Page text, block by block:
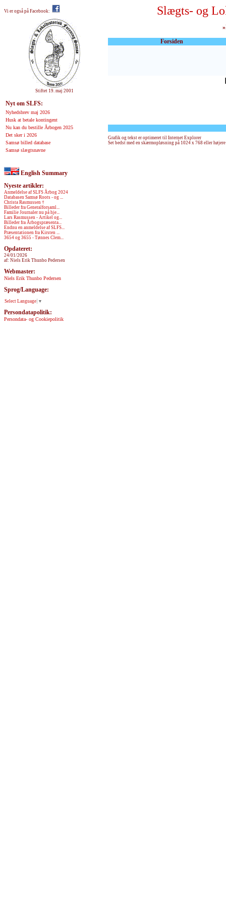
Vi er også på Facebook:
Stiftet 19. maj 2001
Nyt om SLFS:
Nyhedsbrev maj 2026
Husk at betale kontingent
Nu kan du bestille Årbogen 2025
Det sker i 2026
Samsø billed database
Samsø slægtsnavne
English Summary
Nyeste artikler:
Anmeldelse af SLFS Årbog 2024
Databasen Samsø Roots - og ...
Christa Rasmussen †
Billeder fra Generalforsaml...
Familie Journaler nu på hje...
Lars Rasmussen - Artikel og...
Billeder fra Årbogspræsenta...
Endnu en anmeldelse af SLFS...
Præsentationen fra Kirsten ...
3654 og 3655 - Tønnes Clem...
Opdateret:
24/01/2026
af: Niels Erik Thunbo Pedersen
Webmaster:
Niels Erik Thunbo Pedersen
Sprog/Language:
Select Language ▼
Persondatapolitik:
Persondata- og Cookiepolitik
Slægts- og
Forsiden
Grafik og tekst er optimeret til Internet Explorer
Set bedst med en skærmopløsning på 1024 x 768 eller højere